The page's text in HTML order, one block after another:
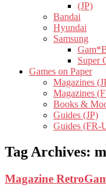
(JP)
Bandai
Hyundai
Samsung
Super
Games on Paper
Magazines
Magazines
Books &
Guides (JP)
Guides (FR-
Tag Archives:
Magazine